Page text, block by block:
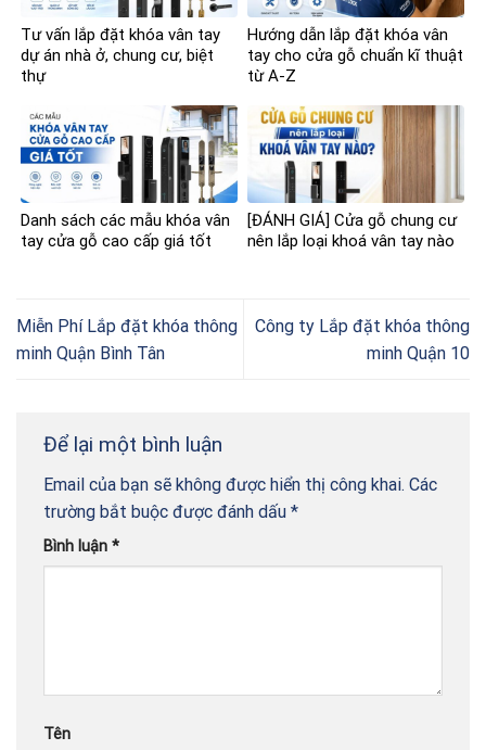
Tư vấn lắp đặt khóa vân tay
dự án nhà ở, chung cư, biệt
thự
Hướng dẫn lắp đặt khóa vân
tay cho cửa gỗ chuẩn kĩ thuật
từ A-Z
Danh sách các mẫu khóa vân
tay cửa gỗ cao cấp giá tốt
[ĐÁNH GIÁ] Cửa gỗ chung cư
nên lắp loại khoá vân tay nào
Miễn Phí Lắp đặt khóa thông
minh Quận Bình Tân
Công ty Lắp đặt khóa thông
minh Quận 10
Để lại một bình luận
Email của bạn sẽ không được hiển thị công khai. Các
trường bắt buộc được đánh dấu *
Bình luận *
Tên